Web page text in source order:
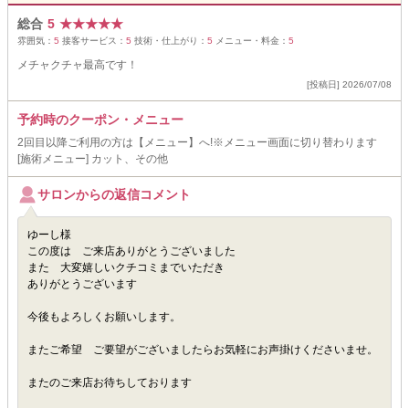
総合 5 ★★★★★
雰囲気： 5 接客サービス： 5 技術・仕上がり： 5 メニュー・料金： 5
メチャクチャ最高です！
[投稿日] 2026/07/08
予約時のクーポン・メニュー
2回目以降ご利用の方は【メニュー】へ!※メニュー画面に切り替わります
[施術メニュー] カット、その他
サロンからの返信コメント
ゆーし様
この度は ご来店ありがとうございました
また 大変嬉しいクチコミまでいただき
ありがとうございます
今後もよろしくお願いします。
またご希望 ご要望がございましたらお気軽にお声掛けくださいませ。
またのご来店お待ちしております